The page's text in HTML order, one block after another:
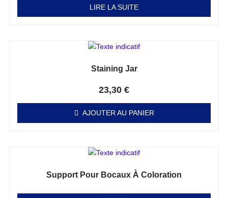
LIRE LA SUITE
Staining Jar
23,30 €
AJOUTER AU PANIER
Support Pour Bocaux À Coloration